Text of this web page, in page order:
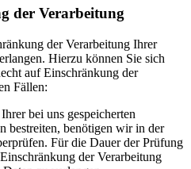
der Verarbeitung
der Verarbeitung Ihrer
Hierzu können Sie sich
auf Einschränkung der
Fällen:
bei uns gespeicherten
bestreiten, benötigen wir in der
Für die Dauer der Prüfung
der Verarbeitung